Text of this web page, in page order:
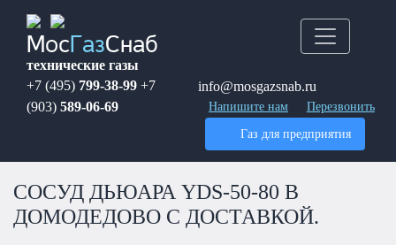
Мос ГазСнаб
технические газы
+7 (495) 799-38-99 +7
(903) 589-06-69
info@mosgazsnab.ru
Напишите нам Перезвонить
Газ для предприятия
СОСУД ДЬЮАРА YDS-50-80 В
ДОМОДЕДОВО С ДОСТАВКОЙ.